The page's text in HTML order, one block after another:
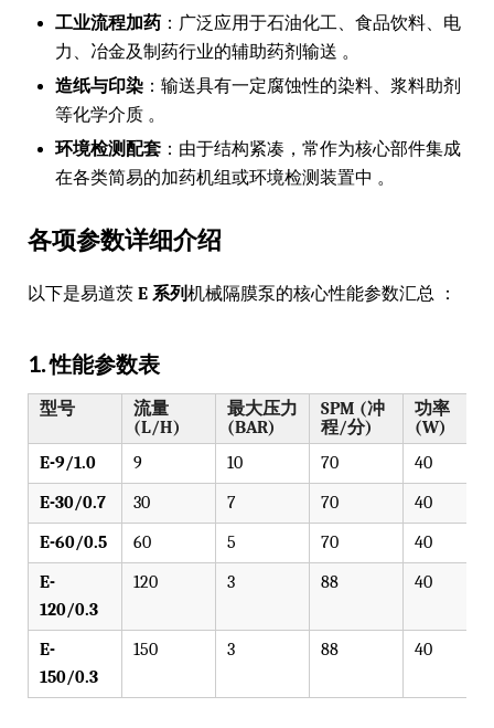
工业流程加药 ：广泛应用于石油化工、食品饮料、电
力、冶金及制药行业的辅助药剂输送 。
造纸与印染 ：输送具有一定腐蚀性的染料、浆料助剂
等化学介质 。
环境检测配套 ：由于结构紧凑，常作为核心部件集成
在各类简易的加药机组或环境检测装置中 。
各项参数详细介绍
以下是易道茨 E 系列机械隔膜泵的核心性能参数汇总 ：
1. 性能参数表
型号
流量
(L/H)
最大压力
(BAR)
SPM (冲
程/分)
功率
(W)
E-9/1.0
9 10 70
40
E-30/0.7
30 7 70
40
E-60/0.5
60 5 70
40
E-
120/0.3
120 3 88 40
E-
150/0.3
150 3 88 40